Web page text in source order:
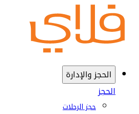
الحجز والإدارة
الحجز
حجز الرحلات